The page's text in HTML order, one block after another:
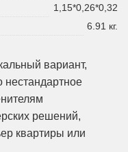
1,15*0,26*0,32
6.91 кг.
вариант,
решений,
квартиры или